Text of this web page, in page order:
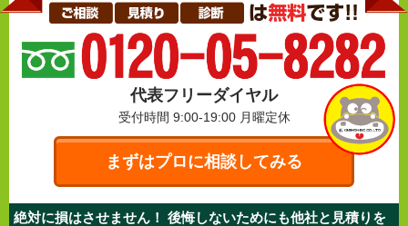
代表フリーダイヤル
受付時間 9:00-19:00 月曜定休
まずはプロに相談してみる
絶対に損はさせません！ 後悔しないためにも他社と見積りを